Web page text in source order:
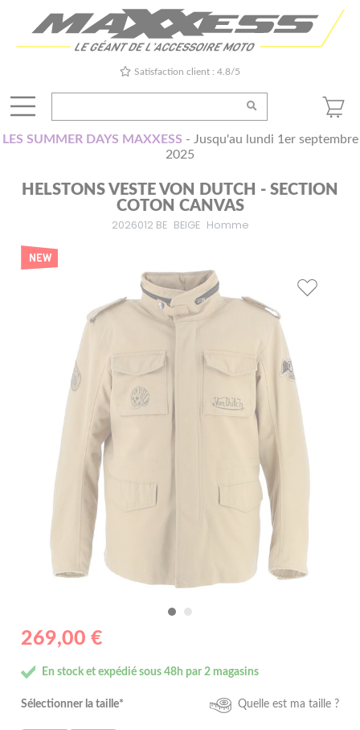
Satisfaction client : 4.8/5
LES SUMMER DAYS MAXXESS - Jusqu'au lundi 1er septembre
2025
HELSTONS VESTE VON DUTCH - SECTION
COTON CANVAS
2026012 BE BEIGE Homme
NEW
269,00 €
En stock et expédié sous 48h par 2 magasins
Sélectionner la taille* Quelle est ma taille ?